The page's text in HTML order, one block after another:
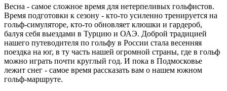
Весна - самое сложное время для нетерпеливых гольфистов.
Время подготовки к сезону - кто-то усиленно тренируется на
гольф-симуляторе, кто-то обновляет клюшки и гардероб,
балуя себя выездами в Турцию и ОАЭ. Доброй традицией
нашего путеводителя по гольфу в России стала весенняя
поездка на юг, в ту часть нашей огромной страны, где в гольф
можно играть почти круглый год. И пока в Подмосковье
лежит снег - самое время рассказать вам о нашем южном
гольф-маршруте.